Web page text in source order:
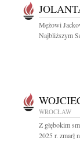
Mężowi
Najbliższym
WROCŁAW
Z głębokim
2025 r. zmarł